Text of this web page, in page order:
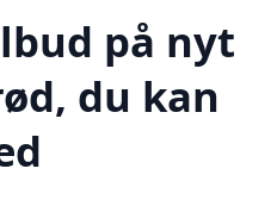
på nyt
du kan